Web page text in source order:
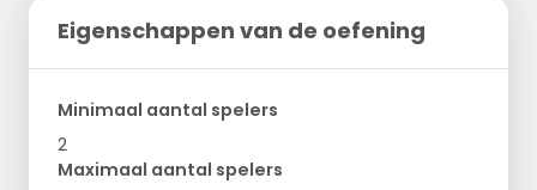
Eigenschappen van de oefening
Minimaal aantal spelers
2
Maximaal aantal spelers